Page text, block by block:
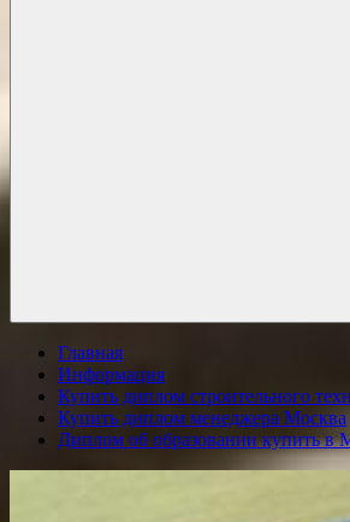
Главная
Информация
Купить диплом строительного
Купить диплом менеджера Москва
Диплом об образовании купить в